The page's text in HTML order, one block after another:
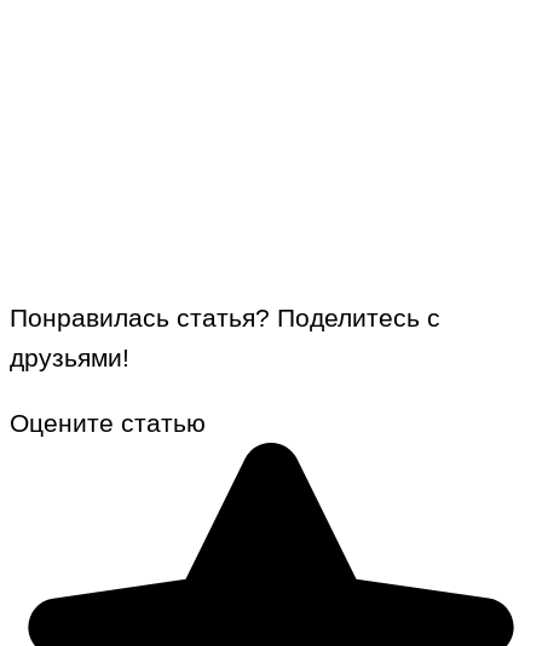
Понравилась статья? Поделитесь с
друзьями!
Оцените статью